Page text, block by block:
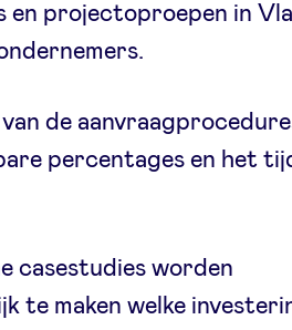
en projectoproepen in
de
percentages en het
casestudies worden
te maken welke